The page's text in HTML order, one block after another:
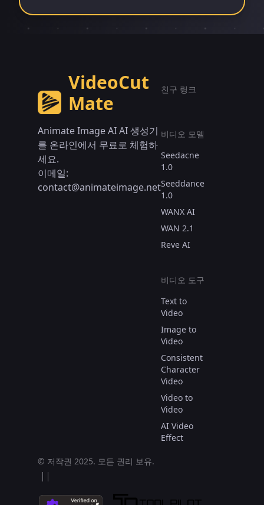
VideoCut
Mate
Animate Image AI AI 생성기
를 온라인에서 무료로 체험하
세요.
이메일:
contact@animateimage.net
친구 링크
비디오 모델
Seedacne
1.0
Seeddance
1.0
WANX AI
WAN 2.1
Reve AI
비디오 도구
Text to
Video
Image to
Video
Consistent
Character
Video
Video to
Video
AI Video
Effect
© 저작권 2025. 모든 권리 보유.